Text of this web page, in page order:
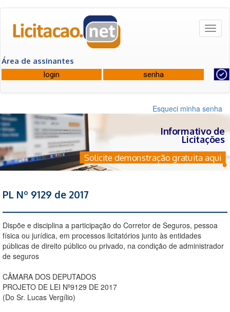
Área de assinantes
Esqueci minha senha
Informativo de
Licitações
Solicite demonstração gratuita aqui
PL Nº 9129 de 2017
Dispõe e disciplina a participação do Corretor de Seguros, pessoa
física ou jurídica, em processos licitatórios junto às entidades
públicas de direito público ou privado, na condição de administrador
de seguros
CÂMARA DOS DEPUTADOS
PROJETO DE LEI Nº9129 DE 2017
(Do Sr. Lucas Vergílio)